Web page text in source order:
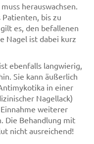
herauswachsen.
Patienten, bis zu
es, den befallenen
Nagel ist dabei kurz
ebenfalls langwierig,
Sie kann äußerlich
in einer
Nagellack)
weiterer
Die Behandlung mit
nicht ausreichend!